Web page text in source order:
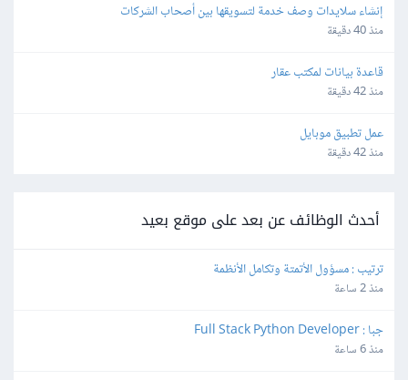
إنشاء سلايدات وصف خدمة لتسويقها بين أصحاب الشركات
منذ 40 دقيقة
قاعدة بيانات لمكتب عقار
منذ 42 دقيقة
عمل تطبيق موبايل
منذ 42 دقيقة
أحدث الوظائف عن بعد على موقع بعيد
ترتيب : مسؤول الأتمتة وتكامل الأنظمة
منذ 2 ساعة
جبا : Full Stack Python Developer
منذ 6 ساعة